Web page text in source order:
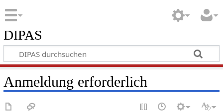
DIPAS
Anmeldung erforderlich